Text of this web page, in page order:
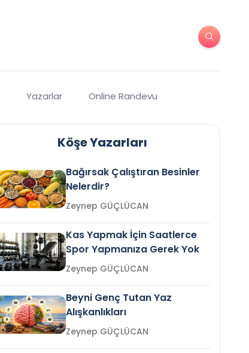
Yazarlar Online Randevu
Köşe Yazarları
Bağırsak Çalıştıran Besinler
Nelerdir?
Zeynep GÜÇLÜCAN
Kas Yapmak İçin Saatlerce
Spor Yapmanıza Gerek Yok
Zeynep GÜÇLÜCAN
Beyni Genç Tutan Yaz
Alışkanlıkları
Zeynep GÜÇLÜCAN